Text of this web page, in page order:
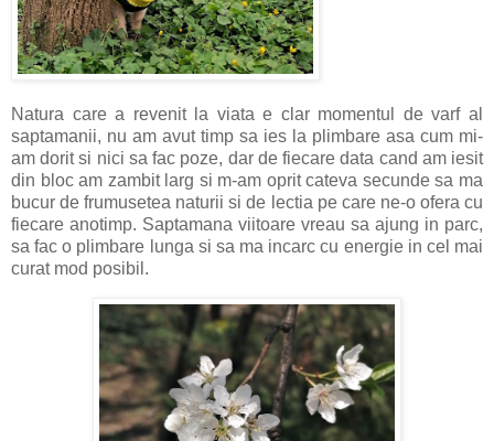
Natura care a revenit la viata e clar momentul de varf al
saptamanii, nu am avut timp sa ies la plimbare asa cum mi-
am dorit si nici sa fac poze, dar de fiecare data cand am iesit
din bloc am zambit larg si m-am oprit cateva secunde sa ma
bucur de frumusetea naturii si de lectia pe care ne-o ofera cu
fiecare anotimp. Saptamana viitoare vreau sa ajung in parc,
sa fac o plimbare lunga si sa ma incarc cu energie in cel mai
curat mod posibil.